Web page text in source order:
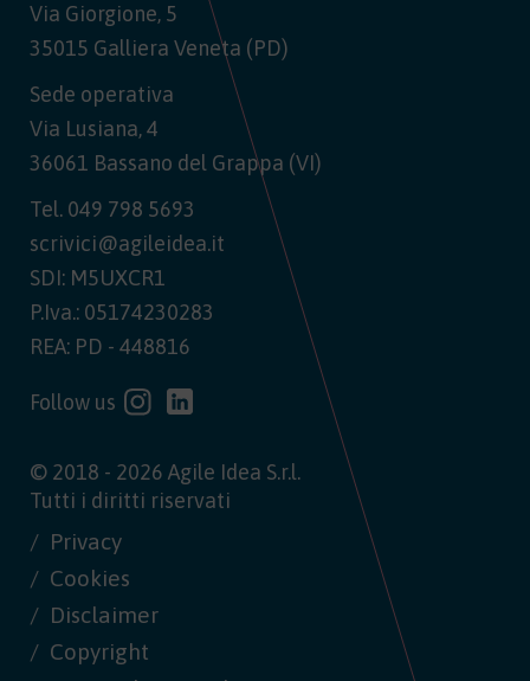
Via Giorgione, 5
35015 Galliera Veneta (PD)
Sede operativa
Via Lusiana, 4
36061 Bassano del Grappa (VI)
Tel. 049 798 5693
scrivici@agileidea.it
SDI: M5UXCR1
P.Iva.: 05174230283
REA: PD - 448816
Follow us
© 2018 - 2026 Agile Idea S.r.l.
Tutti i diritti riservati
Privacy
Cookies
Disclaimer
Copyright